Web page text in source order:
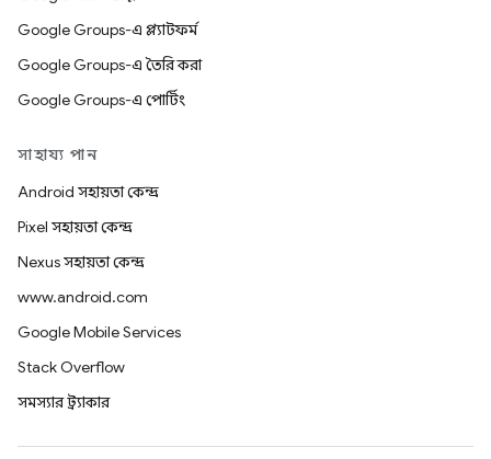
Google Groups-এ প্ল্যাটফর্ম
Google Groups-এ তৈরি করা
Google Groups-এ পোর্টিং
সাহায্য পান
Android সহায়তা কেন্দ্র
Pixel সহায়তা কেন্দ্র
Nexus সহায়তা কেন্দ্র
www.android.com
Google Mobile Services
Stack Overflow
সমস্যার ট্র্যাকার